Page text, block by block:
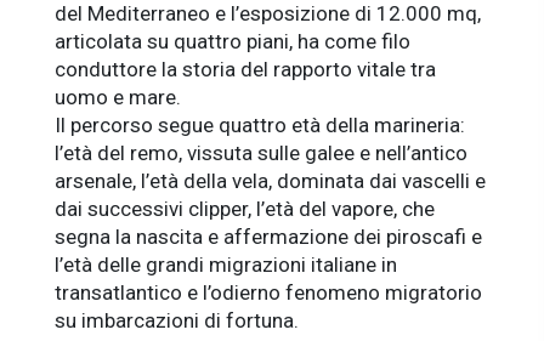
del Mediterraneo e l’esposizione di 12.000 mq,
articolata su quattro piani, ha come filo
conduttore la storia del rapporto vitale tra
uomo e mare.
Il percorso segue quattro età della marineria:
l’età del remo, vissuta sulle galee e nell’antico
arsenale, l’età della vela, dominata dai vascelli e
dai successivi clipper, l’età del vapore, che
segna la nascita e affermazione dei piroscafi e
l’età delle grandi migrazioni italiane in
transatlantico e l’odierno fenomeno migratorio
su imbarcazioni di fortuna.